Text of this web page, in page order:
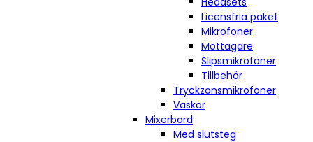
Licensfria paket
Mikrofoner
Mottagare
Slipsmikrofoner
Tillbehör
Tryckzonsmikrofoner
Väskor
Mixerbord
Med slutsteg